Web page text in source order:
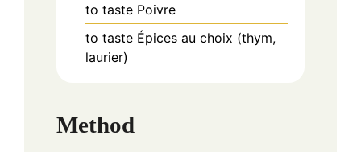
to taste Poivre
to taste Épices au choix (thym,
laurier)
Method